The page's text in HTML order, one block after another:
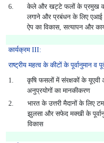
6.
केले और खट्टे फलों के प्रमुख
लगाने और प्रबंधन के लिए एआई
ऐप का विकास, सत्यापन और
कार्यक्रम III:
राष्ट्रीय महत्व के कीटों के पूर्वानुमान व
1.
कृषि फसलों में संरक्षकों के यूएवी
अनुप्रयोगों का मानकीकरण
2.
भारत के उत्तरी मैदानों के लिए
झुलसा और सफेद मक्खी के
विकास